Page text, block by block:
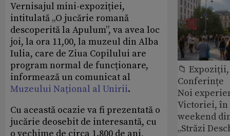
Vernisajul mini-expoziției,
intitulată „O jucărie romană
descoperită la Apulum”, va avea loc
joi, la ora 11,00, la muzeul din Alba
Iulia, care de Ziua Copilului are
program normal de funcționare,
informează un comunicat al
Muzeului Național al Unirii.
Cu această ocazie va fi prezentată o
jucărie deosebit de interesantă, cu
📁
Conferințe
Noi
Victoriei,
weekend
„Străzi